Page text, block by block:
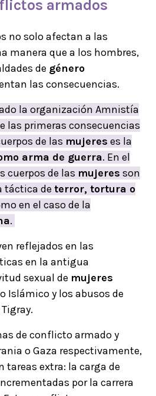
armados
no solo afectan a las
manera que a los hombres,
de género
las consecuencias.
la organización Amnistía
las primeras consecuencias
de las mujeres es la
arma de guerra. En el
cuerpos de las mujeres son
táctica de terror, tortura o
en el caso de la
.
reflejados en las
en la antigua
sexual de mujeres
Islámico y los abusos de
de conflicto armado y
o Gaza respectivamente,
tareas extra: la carga de
por la carrera